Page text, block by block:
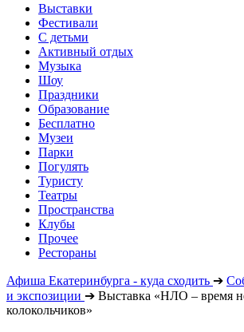
Выставки
Фестивали
С детьми
Активный отдых
Музыка
Шоу
Праздники
Образование
Бесплатно
Музеи
Парки
Погулять
Туристу
Театры
Пространства
Клубы
Прочее
Рестораны
Афиша Екатеринбурга - куда сходить ➔
и экспозиции ➔ Выставка «НЛО – время
колокольчиков»